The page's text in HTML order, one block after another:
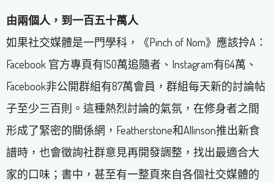
由兩個人，到一百五十萬人
如果社交媒體是一門學科，《Pinch of Nom》應該拎A：
Facebook 官方專頁有150萬追隨者、Instagram有64萬、
Facebook非公開群組有87萬會員，群組每天新的討論帖
子至少三百則。這種熱烈討論的氣氛，在修身者之間
形成了緊密的關係網，Featherstone和Allinson推出新食
譜時，也會徵詢社群意見再開發調整，找出最適合大
家的口味；書中，甚至有一整頁來自各個社交媒體的